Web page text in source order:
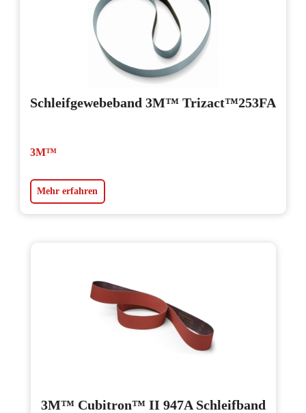
Schleifgewebeband 3M™ Trizact™253FA
3M™
Mehr erfahren
3M™ Cubitron™ II 947A Schleifband